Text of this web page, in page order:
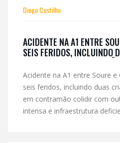
Diogo Castilho
ACIDENTE NA A1 ENTRE
SEIS FERIDOS, INCLUINDO
Acidente na A1 entre Soure
seis feridos, incluindo duas
em contramão colidir com
intensa e infraestrutura